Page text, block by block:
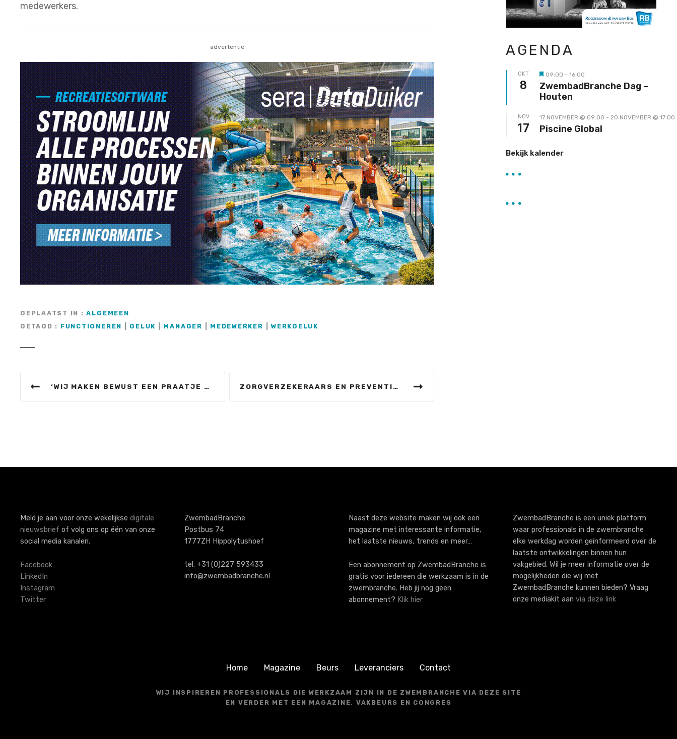
medewerkers.
advertentie
GEPLAATST IN
ALGEMEEN
GETAGD
FUNCTIONEREN GELUK MANAGER MEDEWERKER |WERKGELUK
h
a
v
i
g
a
‘WIJ MAKEN BEWUST EEN PRAATJE MET ONZE BEZOEKERS’ ZORGVERZEKERAARS EN PREVENTIE: ZWEMMEN VAN GROOT BELANG VOOR EEN GEZONDE LEEFSTIJL
AGENDA
OKT
8 Uitgelicht
09:00 - 16:00
ZwembadBranche Dag –
Houten
NOV
17
17 NOVEMBER @ 09:00 - 20 NOVEMBER @ 17:00
Piscine Global
Bekijk kalender
Meld je aan voor onze wekelijkse digitale
nieuwsbrief of volg ons op één van onze
social media kanalen.
Facebook
LinkedIn
Instagram
Twitter
ZwembadBranche
Postbus 74
1777ZH Hippolytushoef
tel. +31 (0)227 593433
info@zwembadbranche.nl
Naast deze website maken wij ook een
magazine met interessante informatie,
het laatste nieuws, trends en meer…
Een abonnement op ZwembadBranche is
gratis voor iedereen die werkzaam is in de
zwembranche. Heb jij nog geen
abonnement? Klik hier
ZwembadBranche is een uniek platform
waar professionals in de zwembranche
elke werkdag worden geïnformeerd over de
laatste ontwikkelingen binnen hun
vakgebied. Wil je meer informatie over de
mogelijkheden die wij met
ZwembadBranche kunnen bieden? Vraag
onze mediakit aan via deze link
Home Magazine Beurs Leveranciers Contact
WIJ INSPIREREN PROFESSIONALS DIE WERKZAAM ZIJN IN DE ZWEMBRANCHE VIA DEZE SITE
EN VERDER MET EEN MAGAZINE, VAKBEURS EN CONGRES